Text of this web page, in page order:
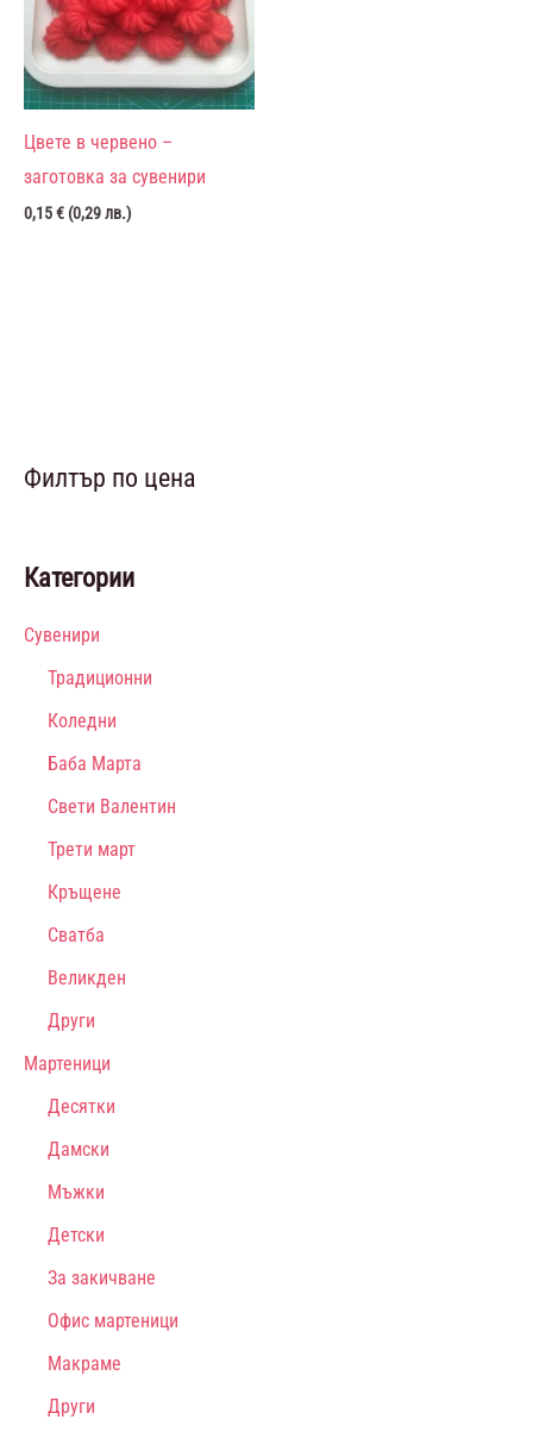
Филтър по цена
Категории
Сувенири
Традиционни
Коледни
Баба Марта
Свети Валентин
Трети март
Кръщене
Сватба
Великден
Други
Мартеници
Десятки
Дамски
Мъжки
Детски
За закичване
Офис мартеници
Макраме
Други
Цвете в червено –
заготовка за сувенири
0,15€ (0,29лв.)